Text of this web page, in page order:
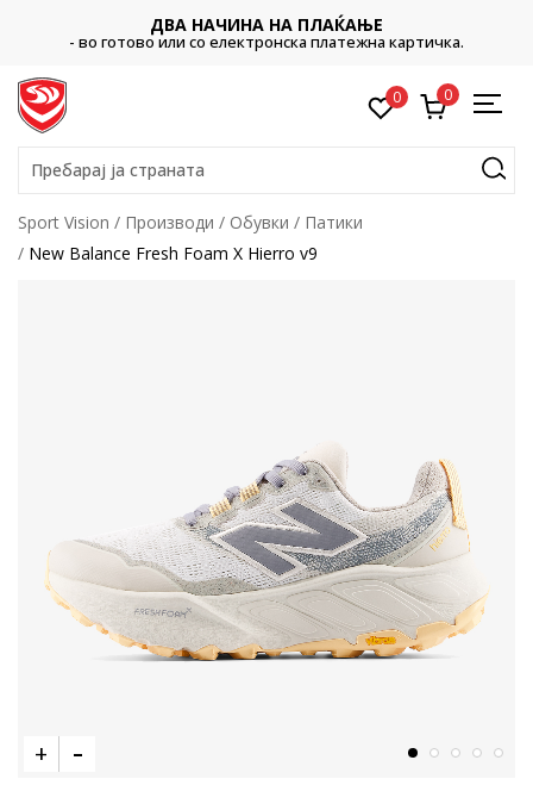
ДВА НАЧИНА НА ПЛАЌАЊЕ
- во готово или со електронска платежна картичка.
0 0
Пребарај ја страната
Sport Vision Производи Обувки
Патики
New Balance Fresh Foam X Hierro v9